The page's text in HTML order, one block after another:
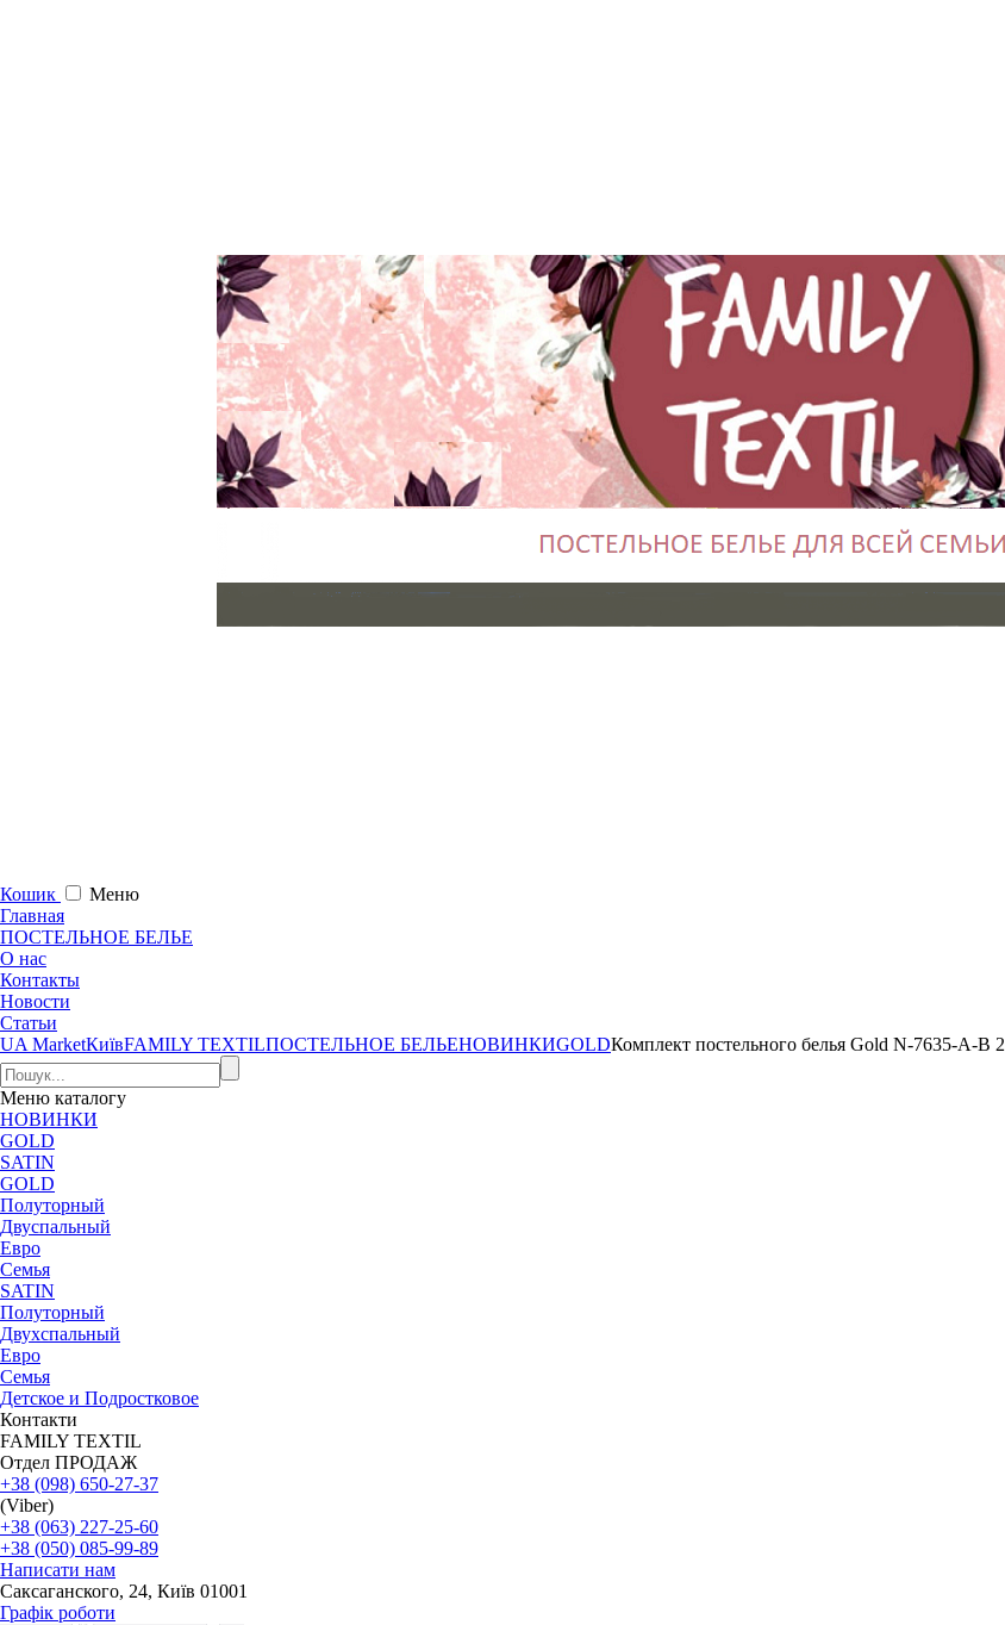
Кошик
Меню
Главная
ПОСТЕЛЬНОЕ БЕЛЬЕ
О нас
Контакты
Новости
Статьи
UA MarketКиївFAMILY TEXTILПОСТЕЛЬНОЕ БЕЛЬЕНОВИНКИGOLDКомплект постельного белья Gold N-7635-A-B 2
Меню каталогу
НОВИНКИ
GOLD
SATIN
GOLD
Полуторный
Двуспальный
Евро
Семья
SATIN
Полуторный
Двухспальный
Евро
Семья
Детское и Подростковое
Контакти
FAMILY TEXTIL
Отдел ПРОДАЖ
+38 (098) 650-27-37
(Viber)
+38 (063) 227-25-60
+38 (050) 085-99-89
Написати нам
Саксаганского, 24, Київ 01001
Графік роботи